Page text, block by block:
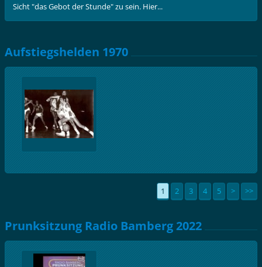
Sicht "das Gebot der Stunde" zu sein. Hier...
Aufstiegshelden 1970
1 2 3 4 5 > >>
Prunksitzung Radio Bamberg 2022